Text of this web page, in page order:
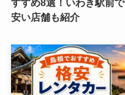
すすめ8選！いわき駅前で
安い店舗も紹介